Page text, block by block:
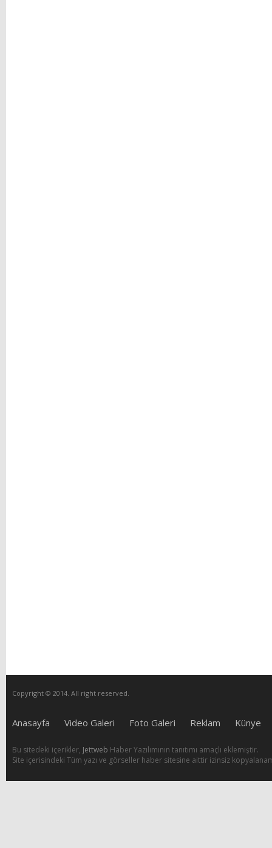
Copyright © 2014. All right reserved.
Anasayfa Video Galeri Foto Galeri Reklam Künye
Bu sitedeki içerikler, Jettweb Haber Yazılımının tanıtımı amaçlı eklemiştir.
Site içerisindeki Tüm yazı ve görseller haber sitesine aittir izinsiz